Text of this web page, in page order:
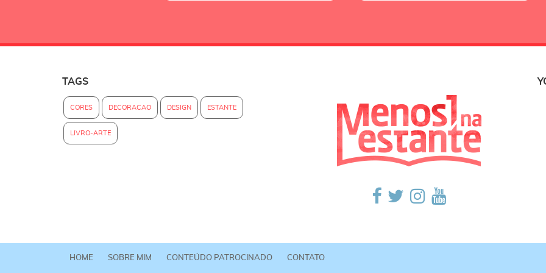
TAGS
CORES DECORACAO DESIGN ESTANTE
LIVRO-ARTE
HOME SOBRE MIM CONTEÚDO PATROCINADO CONTATO